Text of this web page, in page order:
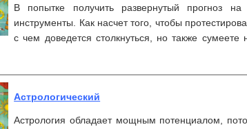
В попытке получить развернутый прогноз
инструменты. Как насчет того, чтобы
с чем доведется столкнуться, но также
Астрологический
Астрология обладает мощным потенциалом,